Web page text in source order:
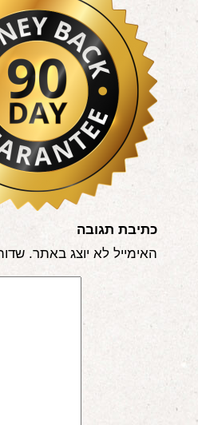
כתיבת תגובה
האימייל לא יוצג באתר.